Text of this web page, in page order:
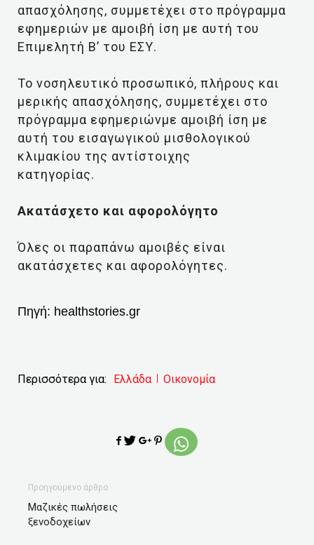
απασχόλησης, συμμετέχει στο πρόγραμμα
εφημεριών με αμοιβή ίση με αυτή του
Επιμελητή Β’ του ΕΣΥ.
Το νοσηλευτικό προσωπικό, πλήρους και
μερικής απασχόλησης, συμμετέχει στο
πρόγραμμα εφημεριώνμε αμοιβή ίση με
αυτή του εισαγωγικού μισθολογικού
κλιμακίου της αντίστοιχης
κατηγορίας.
Ακατάσχετο και αφορολόγητο
Όλες οι παραπάνω αμοιβές είναι
ακατάσχετες και αφορολόγητες.
Πηγή: healthstories.gr
Περισσότερα για: Ελλάδα Οικονομία
Προηγούμενο άρθρο
Μαζικές πωλήσεις
ξενοδοχείων